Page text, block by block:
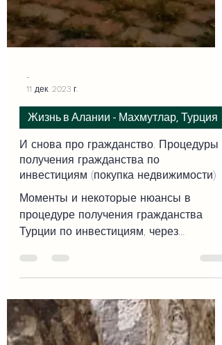
-
Жизнь в Алании - Махмутлар, Турция
И снова про гражданство. Процедуры
получения гражданства по
инвестициям (покупка недвижимости)
Моменты и некоторые нюансы в
процедуре получения гражданства